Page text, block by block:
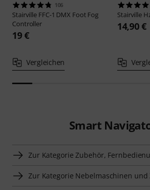
106
Stairville FFC-1 DMX Foot Fog
Controller
19 €
Vergleichen
Stairville
14,90 €
Smart
Zur Kategorie Zubehör,
Zur Kategorie Nebelmaschinen und